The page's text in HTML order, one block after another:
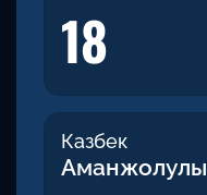
18
Казбек
Аманжолулы